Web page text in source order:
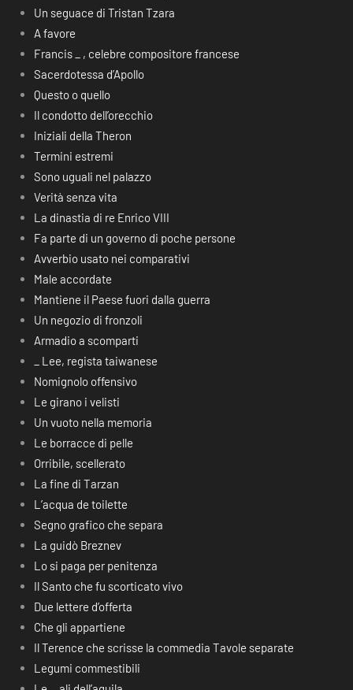
Un seguace di Tristan Tzara
A favore
Francis _ , celebre compositore francese
Sacerdotessa d’Apollo
Questo o quello
Il condotto dell’orecchio
Iniziali della Theron
Termini estremi
Sono uguali nel palazzo
Verità senza vita
La dinastia di re Enrico VIII
Fa parte di un governo di poche persone
Avverbio usato nei comparativi
Male accordate
Mantiene il Paese fuori dalla guerra
Un negozio di fronzoli
Armadio a scomparti
_ Lee, regista taiwanese
Nomignolo offensivo
Le girano i velisti
Un vuoto nella memoria
Le borracce di pelle
Orribile, scellerato
La fine di Tarzan
L’acqua de toilette
Segno grafico che separa
La guidò Breznev
Lo si paga per penitenza
Il Santo che fu scorticato vivo
Due lettere d’offerta
Che gli appartiene
Il Terence che scrisse la commedia Tavole separate
Legumi commestibili